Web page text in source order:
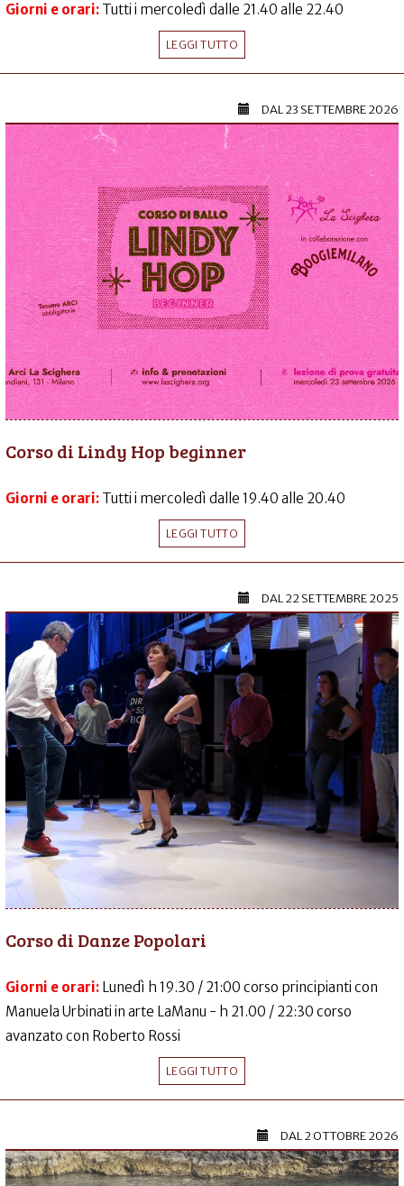
Giorni e orari: Tutti i mercoledì dalle 21.40 alle 22.40
LEGGI TUTTO
DAL23 SETTEMBRE 2026
Corso di Lindy Hop beginner
Giorni e orari: Tutti i mercoledì dalle 19.40 alle 20.40
LEGGI TUTTO
DAL22 SETTEMBRE 2025
Corso di Danze Popolari
Giorni e orari: Lunedì h 19.30 / 21:00 corso principianti con
Manuela Urbinati in arte LaManu - h 21.00 / 22:30 corso
avanzato con Roberto Rossi
LEGGI TUTTO
DAL2 OTTOBRE 2026